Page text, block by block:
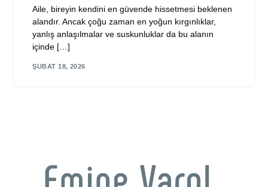
Aile, bireyin kendini en güvende hissetmesi beklenen
alandır. Ancak çoğu zaman en yoğun kırgınlıklar,
yanlış anlaşılmalar ve suskunluklar da bu alanın
içinde […]
ŞUBAT 18, 2026